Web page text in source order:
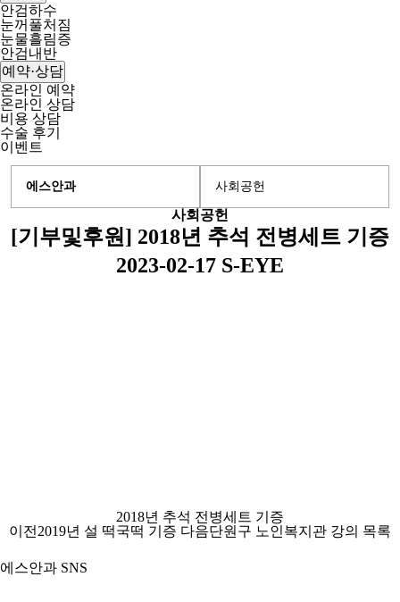
안검하수
눈꺼풀처짐
눈물흘림증
안검내반
예약·상담
온라인 예약
온라인 상담
비용 상담
수술 후기
이벤트
에스안과 사회공헌
사회공헌
[기부및후원] 2018년 추석 전병세트 기증
2023-02-17 S-EYE
2018년 추석 전병세트 기증
이전 2019년 설 떡국떡 기증 다음단원구 노인복지관 강의 목록
에스안과 SNS